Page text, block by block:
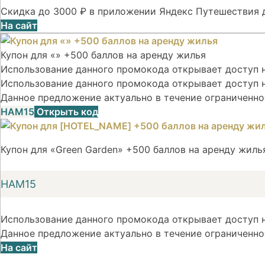
Скидка до 3000 ₽ в приложении Яндекс Путешествия
На сайт
Купон для «» +500 баллов на аренду жилья
Использование данного промокода открывает
Использование данного промокода открывает
Данное предложение актуально в течение
НАМ15 Открыть код
Купон для «Green Garden» +500 баллов на аренду
НАМ15
Использование данного промокода открывает
Данное предложение актуально в течение
На сайт